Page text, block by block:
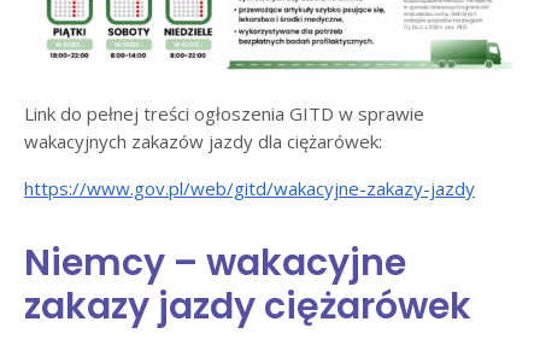
Link do pełnej treści ogłoszenia GITD w sprawie
wakacyjnych zakazów jazdy dla ciężarówek:
https://www.gov.pl/web/gitd/wakacyjne-zakazy-jazdy
Niemcy – wakacyjne
zakazy jazdy ciężarówek